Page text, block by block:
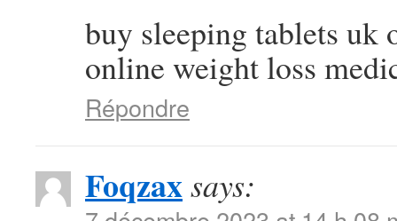
buy sleeping tablets uk
online weight loss
Répondre
Foqzaxsays: